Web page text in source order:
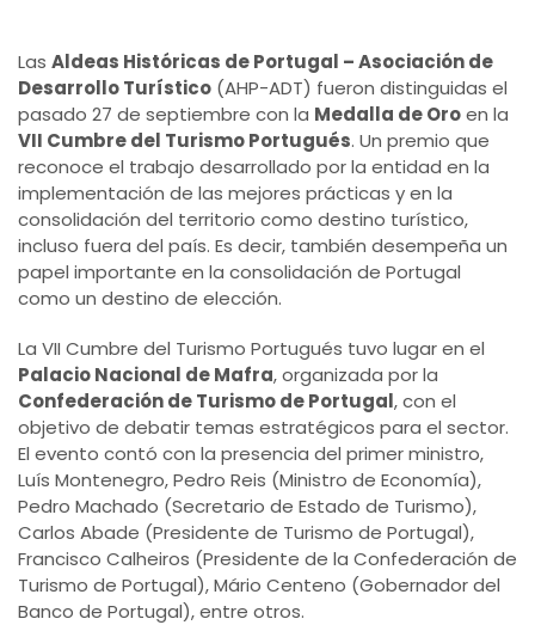
Las Aldeas Históricas de Portugal – Asociación de
Desarrollo Turístico (AHP-ADT) fueron distinguidas el
pasado 27 de septiembre con la Medalla de Oroen la
VII Cumbre del Turismo Portugués. Un premio que
reconoce el trabajo desarrollado por la entidad en la
implementación de las mejores prácticas y en la
consolidación del territorio como destino turístico,
incluso fuera del país. Es decir, también desempeña un
papel importante en la consolidación de Portugal
como un destino de elección.
La VII Cumbre del Turismo Portugués tuvo lugar en el
Palacio Nacional de Mafra, organizada por la
Confederación de Turismo de Portugal, con el
objetivo de debatir temas estratégicos para el sector.
El evento contó con la presencia del primer ministro,
Luís Montenegro, Pedro Reis (Ministro de Economía),
Pedro Machado (Secretario de Estado de Turismo),
Carlos Abade (Presidente de Turismo de Portugal),
Francisco Calheiros (Presidente de la Confederación de
Turismo de Portugal), Mário Centeno (Gobernador del
Banco de Portugal), entre otros.